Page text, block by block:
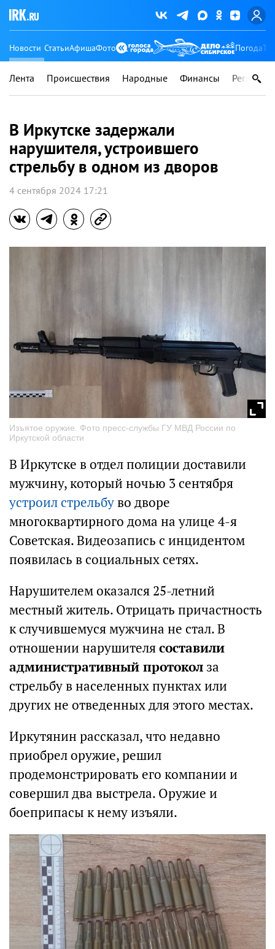
Новости СтатьиАфишаФото Погода
Лента Происшествия Народные Финансы Регионы
В Иркутске задержали
нарушителя, устроившего
стрельбу в одном из дворов
4 сентября 2024 17:21
Изъятое оружие. Фото пресс-службы ГУ МВД России по
Иркутской области
В Иркутске в отдел полиции доставили
мужчину, который ночью 3 сентября
устроил стрельбуво дворе
многоквартирного дома на улице 4-я
Советская. Видеозапись с инцидентом
появилась в социальных сетях.
Нарушителем оказался 25-летний
местный житель. Отрицать причастность
к случившемуся мужчина не стал. В
отношении нарушителясоставили
административный протокол за
стрельбу в населенных пунктах или
других не отведенных для этого местах.
Иркутянин рассказал, что недавно
приобрел оружие, решил
продемонстрировать его компании и
совершил два выстрела. Оружие и
боеприпасы к нему изъяли.